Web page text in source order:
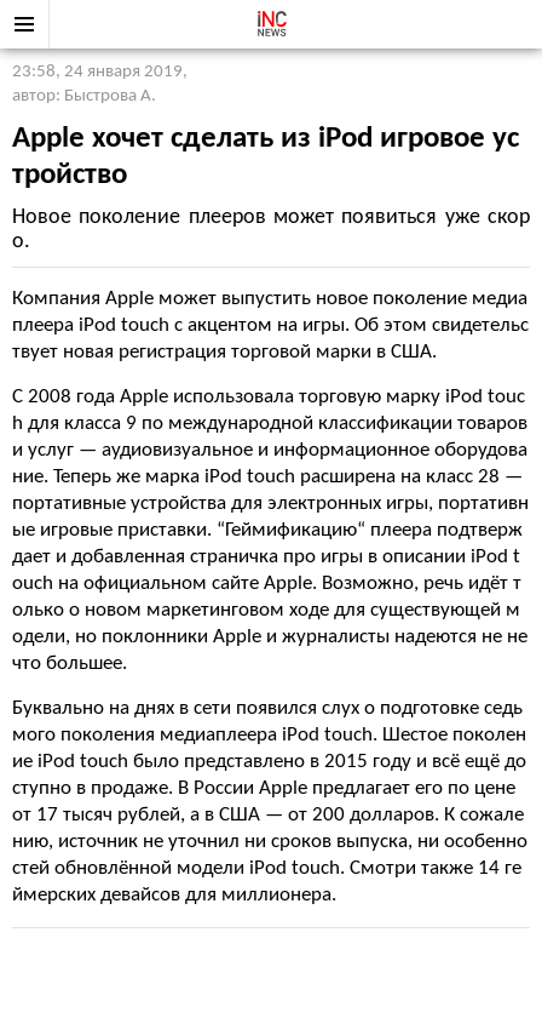
23:58, 24 января 2019,
автор: Быстрова А.
Apple хочет сделать из iPod игровое ус
тройство
Новое поколение плееров может появиться уже скор
о.
Компания Apple может выпустить новое поколение медиа
плеера iPod touch с акцентом на игры. Об этом свидетельс
твует новая регистрация торговой марки в США.
С 2008 года Apple использовала торговую марку iPod touc
h для класса 9 по международной классификации товаров
и услуг — аудиовизуальное и информационное оборудова
ние. Теперь же марка iPod touch расширена на класс 28 —
портативные устройства для электронных игры, портативн
ые игровые приставки. “Геймификацию“ плеера подтверж
дает и добавленная страничка про игры в описании iPod t
ouch на официальном сайте Apple. Возможно, речь идёт т
олько о новом маркетинговом ходе для существующей м
одели, но поклонники Apple и журналисты надеются не не
что большее.
Буквально на днях в сети появился слух о подготовке седь
мого поколения медиаплеера iPod touch. Шестое поколен
ие iPod touch было представлено в 2015 году и всё ещё до
ступно в продаже. В России Apple предлагает его по цене
от 17 тысяч рублей, а в США — от 200 долларов. К сожале
нию, источник не уточнил ни сроков выпуска, ни особенно
стей обновлённой модели iPod touch. Смотри также 14 ге
ймерских девайсов для миллионера.